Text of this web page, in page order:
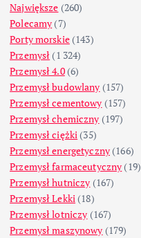
Największe (260)
Polecamy (7)
Porty morskie(143)
Przemysł (1 324)
Przemysł 4.0(6)
Przemysł budowlany (157)
Przemysł cementowy (157)
Przemysł chemiczny (197)
Przemysł ciężki (35)
Przemysł energetyczny (166)
Przemysł farmaceutyczny (19)
Przemysł hutniczy (167)
Przemysł Lekki (18)
Przemysł lotniczy (167)
Przemysł maszynowy (179)